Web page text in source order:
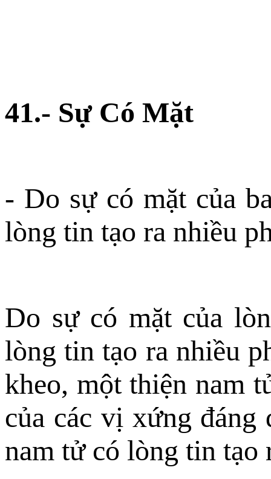
41.- Sự Có Mặt
- Do sự có mặt của
lòng tin tạo ra nhiều
Do sự có mặt của
lòng tin tạo ra nhiều
kheo, một thiện nam
của các vị xứng đáng
nam tử có lòng tin tạo